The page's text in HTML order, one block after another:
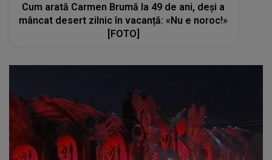
Cum arată Carmen Brumă la 49 de ani, deși a
mâncat desert zilnic în vacanță: «Nu e noroc!»
[FOTO]